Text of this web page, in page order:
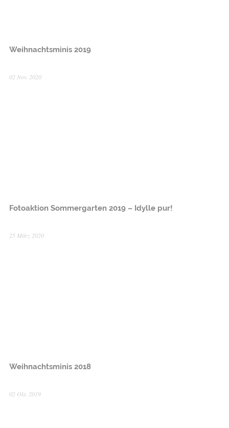
Weihnachtsminis 2019
02 Nov. 2020
Fotoaktion Sommergarten 2019 – Idylle pur!
25 März 2020
Weihnachtsminis 2018
02 Okt. 2019